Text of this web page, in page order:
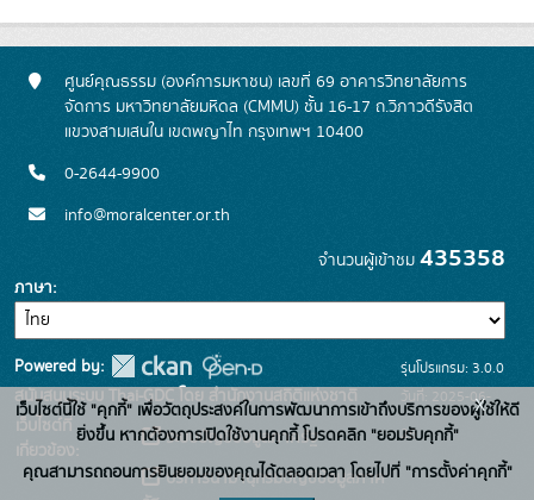
ศูนย์คุณธรรม (องค์การมหาชน) เลขที่ 69 อาคารวิทยาลัยการ
จัดการ มหาวิทยาลัยมหิดล (CMMU) ชั้น 16-17 ถ.วิภาวดีรังสิต
แขวงสามเสนใน เขตพญาไท กรุงเทพฯ 10400
0-2644-9900
info@moralcenter.or.th
จำนวนผู้เข้าชม 435358
ภาษา
Powered by:
สนับสนุนระบบ Thai-GDC โดย สำนักงานสถิติแห่งชาติ
เว็บไซต์ที่
เกี่ยวข้อง:
ระบบบัญชีข้อมูลภาครัฐ
บริการนามานุกรมบัญชีข้อมูลภาค
รุ่นโปรแกรม: 3.0.0
วันที่: 2025-06-
26
เว็บไซต์นี้ใช้ "คุกกี้" เพื่อวัตถุประสงค์ในการพัฒนาการเข้าถึงบริการของผู้ใช้ให้ดี
ยิ่งขึ้น หากต้องการเปิดใช้งานคุกกี้ โปรดคลิก "ยอมรับคุกกี้"
คุณสามารถถอนการยินยอมของคุณได้ตลอดเวลา โดยไปที่ "การตั้งค่าคุกกี้"
x